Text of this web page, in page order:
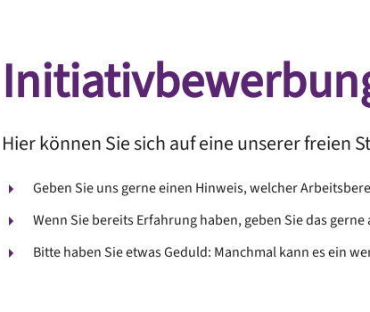
Hier können Sie sich auf eine unserer freien
Geben Sie uns gerne einen Hinweis, welcher
Wenn Sie bereits Erfahrung haben, geben Sie das
Bitte haben Sie etwas Geduld: Manchmal kann es ein